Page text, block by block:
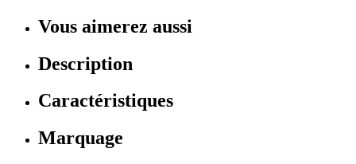
Vous aimerez aussi
Description
Caractéristiques
Marquage